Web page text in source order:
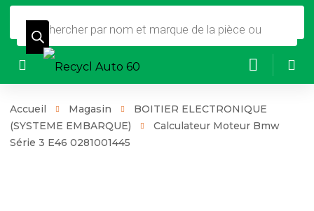
Recherche
de
produits
Accueil Magasin
BOITIER ELECTRONIQUE
(SYSTEME EMBARQUE)
Calculateur Moteur Bmw
Série 3 E46 0281001445